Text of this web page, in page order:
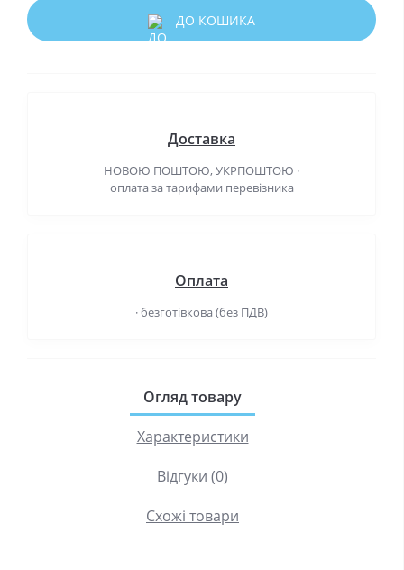
ДО КОШИКА
Доставка
НОВОЮ ПОШТОЮ, УКРПОШТОЮ ·
оплата за тарифами перевізника
Оплата
· безготівкова (без ПДВ)
Огляд товару
Характеристики
Відгуки (0)
Схожі товари